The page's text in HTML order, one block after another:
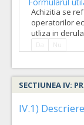
Achizitia se
operatorilor
utliza in
SECTIUNEA IV:
IV.1) Descriere